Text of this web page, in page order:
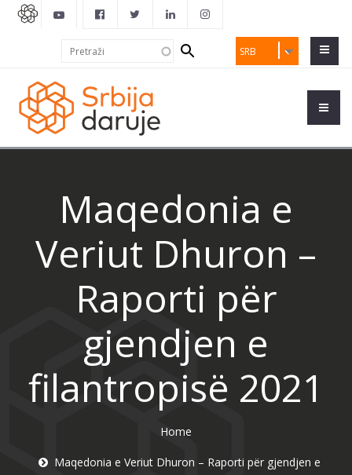
SRB
Search
form
Maqedonia e
Veriut Dhuron –
Raporti për
gjendjen e
filantropisë 2021
Home
Maqedonia e Veriut Dhuron – Raporti për gjendjen e